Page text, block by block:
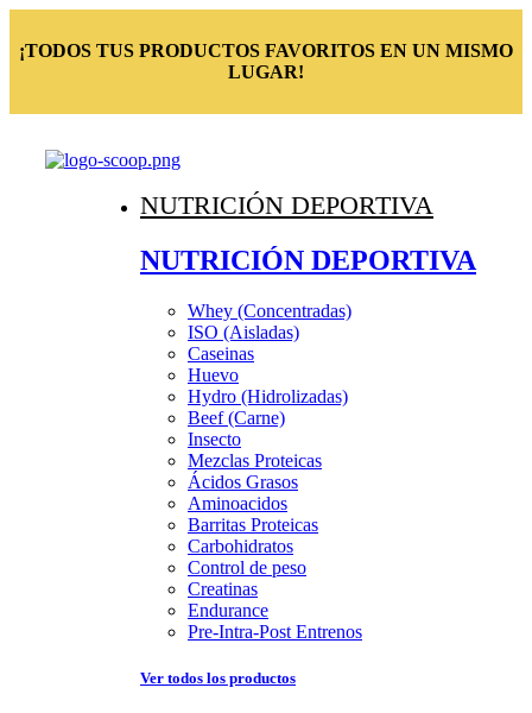
¡TODOS TUS PRODUCTOS FAVORITOS EN UN MISMO
LUGAR!
NUTRICIÓN DEPORTIVA
NUTRICIÓN DEPORTIVA
Whey (Concentradas)
ISO (Aisladas)
Caseinas
Huevo
Hydro (Hidrolizadas)
Beef (Carne)
Insecto
Mezclas Proteicas
Ácidos Grasos
Aminoacidos
Barritas Proteicas
Carbohidratos
Control de peso
Creatinas
Endurance
Pre-Intra-Post Entrenos
Ver todos los productos